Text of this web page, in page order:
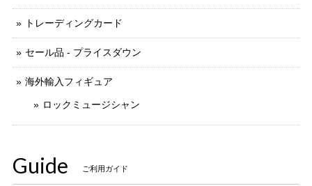
トレーディングカード
セール品 - プライスダウン
海外輸入フィギュア
ロックミュージシャン
Guide ご利用ガイド